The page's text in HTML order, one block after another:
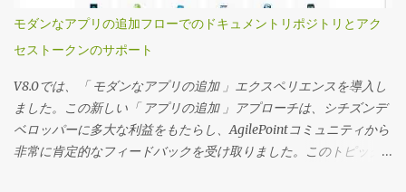
ーをロックダウンしたりする機能を提供できます。 これらのビュ
ーのセキュリティは、ビューを特定のグループに割り当てること
で制御できます。 ページビルダーウィジェットにのみ表示できる
ビューを定義できるため、ページデザイナーでは高度にカスタマ
イズされたプロジェクト固有のランディングページとそれに対応
するワークセンターを作成できます。 それでは、この機能の動作
を見てみましょう。 （動画の音声は英語です）
モダンなアプリの追加フローでのドキュメントリポジトリとアク
セストークンのサポート
V8.0では、「 モダンなアプリの追加 」エクスペリエンスを導入し
ました。この新しい「 アプリの追加 」アプローチは、シチズンデ
ベロッパーに多大な利益をもたらし、AgilePointコミュニティから
非常に肯定的なフィードバックを受け取りました。このトピック